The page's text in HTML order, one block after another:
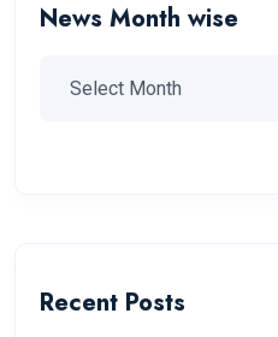
News Month wise
Recent Posts